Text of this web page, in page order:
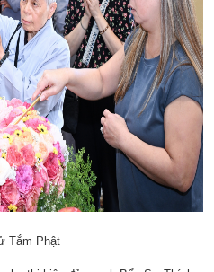
Tắm Phật